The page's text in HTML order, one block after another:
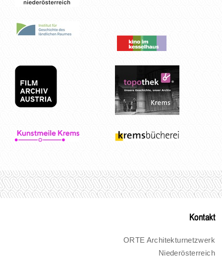
Kontakt
ORTE Architekturnetzwerk
Niederösterreich